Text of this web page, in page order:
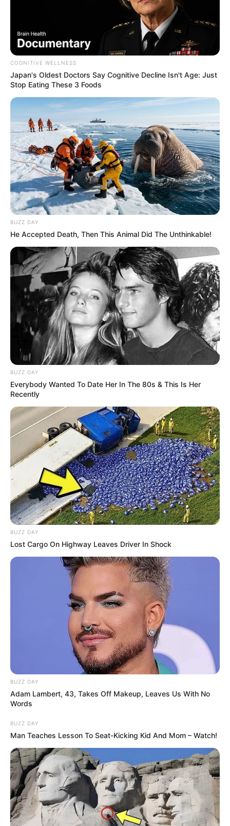
COGNITIVE WELLNESS
Japan's Oldest Doctors Say Cognitive Decline Isn't Age: Just
Stop Eating These 3 Foods
BUZZ DAY
He Accepted Death, Then This Animal Did The Unthinkable!
BUZZ DAY
Everybody Wanted To Date Her In The 80s & This Is Her
Recently
BUZZ DAY
Lost Cargo On Highway Leaves Driver In Shock
BUZZ DAY
Adam Lambert, 43, Takes Off Makeup, Leaves Us With No
Words
BUZZ DAY
Man Teaches Lesson To Seat-Kicking Kid And Mom – Watch!